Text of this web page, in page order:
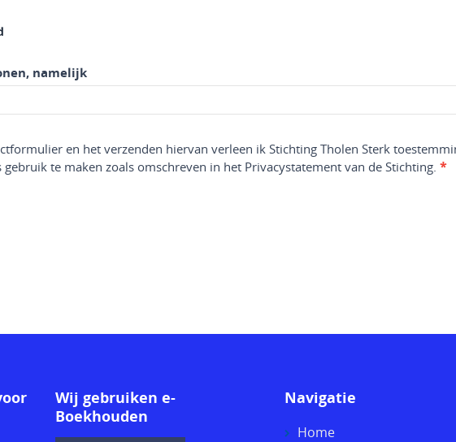
namelijk
en het verzenden hiervan verleen ik Stichting Tholen Sterk
te maken zoals omschreven in het Privacystatement van de Stichting. *
Wij gebruiken e-
Boekhouden
Navigatie
Home